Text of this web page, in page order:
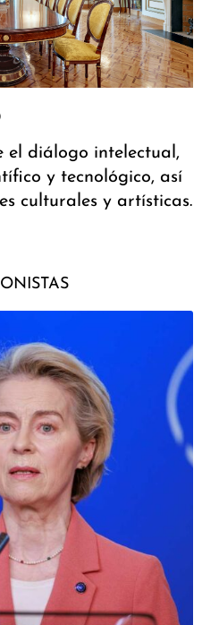
el diálogo intelectual,
y tecnológico, así
culturales y artísticas.